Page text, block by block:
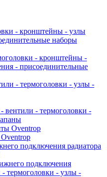
- кронштейны - узлы
наборы
- кронштейны -
- присоединительные
- термоголовки - узлы -
вентили - термоголовки -
Oventrop
подключения радиатора
подключения
- термоголовки - узлы -